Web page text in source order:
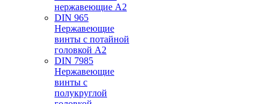
нержавеющие А2
DIN 965
Нержавеющие
винты с потайной
головкой А2
DIN 7985
Нержавеющие
винты с
полукруглой